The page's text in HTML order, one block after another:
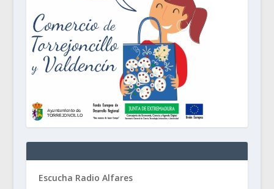
Escucha Radio Alfares